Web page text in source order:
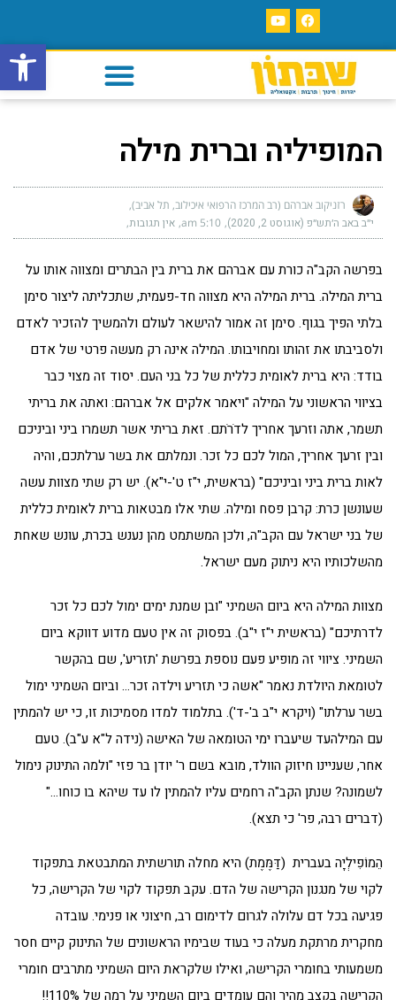
פתח
המופיליה וברית מילה
רזניקוב אברהם (רב המרכז הרפואי איכילוב, תל אביב)
י״ב באב ה׳תש״פ (אוגוסט 2, 2020) 5:10 am אין תגובות
בפרשה הקב"ה כורת עם אברהם את ברית בין הבתרים ומצווה אותו על
ברית המילה. ברית המילה היא מצווה חד-פעמית, שתכליתה ליצור סימן
בלתי הפיך בגוף. סימן זה אמור להישאר לעולם ולהמשיך להזכיר לאדם
ולסביבתו את זהותו ומחויבותו. המילה אינה רק מעשה פרטי של אדם
בודד: היא ברית לאומית כללית של כל בני העם. יסוד זה מצוי כבר
בציווי הראשוני על המילה "ויאמר אלקים אל אברהם: ואתה את בריתי
תשמר, אתה וזרעך אחריך לדֹרֹתם. זאת בריתי אשר תשמרו ביני וביניכם
ובין זרעך אחריך, המול לכם כל זכר. ונמלתם את בשר ערלתכם, והיה
לאות ברית ביני וביניכם" (בראשית, י"ז ט'-י"א). יש רק שתי מצוות עשה
שעונשן כרת: קרבן פסח ומילה. שתי אלו מבטאות ברית לאומית כללית
של בני ישראל עם הקב"ה, ולכן המשתמט מהן נענש בכרת, עונש שאחת
מהשלכותיו היא ניתוק מעם ישראל.
מצוות המילה היא ביום השמיני "ובן שמנת ימים ימול לכם כל זכר
לדרתיכם" (בראשית י"ז י"ב). בפסוק זה אין טעם מדוע דווקא ביום
השמיני. ציווי זה מופיע פעם נוספת בפרשת 'תזריע', שם בהקשר
לטומאת היולדת נאמר "אשה כי תזריע וילדה זכר… וביום השמיני ימול
בשר ערלתו" (ויקרא י"ב ב'-ד'). בתלמוד למדו מסמיכות זו, כי יש להמתין
עם המילהעד שיעברו ימי הטומאה של האישה (נידה ל"א ע"ב). טעם
אחר, שעניינו חיזוק הוולד, מובא בשם ר' יודן בר פזי "ולמה התינוק נימול
לשמונה? שנתן הקב"ה רחמים עליו להמתין לו עד שיהא בו כוחו…"
(דברים רבה, פר' כי תצא).
הֵמוֹפִילְיָה בעברית (דַּמֶּמֶת) היא מחלה תורשתית המתבטאת בתפקוד
לקוי של מנגנון הקרישה של הדם. עקב תפקוד לקוי של הקרישה, כל
פגיעה בכל דם עלולה לגרום לדימום רב, חיצוני או פנימי. עובדה
מחקרית מרתקת מעלה כי בעוד שבימיו הראשונים של התינוק קיים חסר
משמעותי בחומרי הקרישה, ואילו שלקראת היום השמיני מתרבים חומרי
הקרישה בקצב מהיר והם עומדים ביום השמיני על רמה של 110%!!